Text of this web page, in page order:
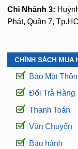
Chi Nhánh 3:
Phát, Quận 7,
CHÍNH SÁCH MUA
Bảo Mật
Đổi Trả Hàng
Thanh Toán
Vận Chuyển
Bảo hành